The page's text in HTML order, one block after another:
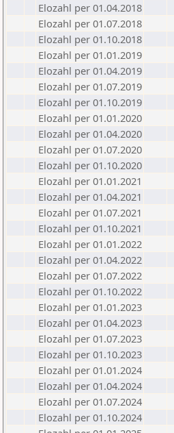
Elozahl per 01.04.2018
Elozahl per 01.07.2018
Elozahl per 01.10.2018
Elozahl per 01.01.2019
Elozahl per 01.04.2019
Elozahl per 01.07.2019
Elozahl per 01.10.2019
Elozahl per 01.01.2020
Elozahl per 01.04.2020
Elozahl per 01.07.2020
Elozahl per 01.10.2020
Elozahl per 01.01.2021
Elozahl per 01.04.2021
Elozahl per 01.07.2021
Elozahl per 01.10.2021
Elozahl per 01.01.2022
Elozahl per 01.04.2022
Elozahl per 01.07.2022
Elozahl per 01.10.2022
Elozahl per 01.01.2023
Elozahl per 01.04.2023
Elozahl per 01.07.2023
Elozahl per 01.10.2023
Elozahl per 01.01.2024
Elozahl per 01.04.2024
Elozahl per 01.07.2024
Elozahl per 01.10.2024